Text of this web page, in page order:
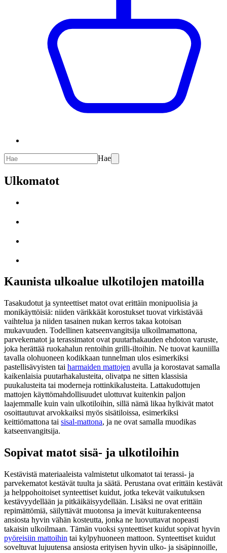
Hae
Ulkomatot
Kaunista ulkoalue ulkotilojen matoilla
Tasakudotut ja synteettiset matot ovat erittäin monipuolisia ja
monikäyttöisiä: niiden värikkäät korostukset tuovat virkistävää
vaihtelua ja niiden tasainen nukan kerros takaa kotoisan
mukavuuden. Todellinen katseenvangitsija ulkoilmamattona,
parvekematot ja terassimatot ovat puutarhakauden ehdoton varuste,
joka herättää ruokahalun rentoihin grilli-iltoihin. Ne tuovat kauniilla
tavalla olohuoneen kodikkaan tunnelman ulos esimerkiksi
pastellisävyisten tai harmaiden mattojen avulla ja korostavat samalla
kaikenlaisia puutarhakalusteita, olivatpa ne sitten klassisia
puukalusteita tai moderneja rottinkikalusteita. Lattakudottujen
mattojen käyttömahdollisuudet ulottuvat kuitenkin paljon
laajemmalle kuin vain ulkotiloihin, sillä nämä likaa hylkivät matot
osoittautuvat arvokkaiksi myös sisätiloissa, esimerkiksi
keittiömattona tai sisal-mattona, ja ne ovat samalla muodikas
katseenvangitsija.
Sopivat matot sisä- ja ulkotiloihin
Kestävistä materiaaleista valmistetut ulkomatot tai terassi- ja
parvekematot kestävät tuulta ja säätä. Perustana ovat erittäin kestävät
ja helppohoitoiset synteettiset kuidut, jotka tekevät vaikutuksen
kestävyydellään ja pitkäikäisyydellään. Lisäksi ne ovat erittäin
repimättömiä, säilyttävät muotonsa ja imevät kuiturakenteensa
ansiosta hyvin vähän kosteutta, jonka ne luovuttavat nopeasti
takaisin ulkoilmaan. Tämän vuoksi synteettiset kuidut sopivat hyvin
pyöreisiin mattoihin tai kylpyhuoneen mattoon. Synteettiset kuidut
soveltuvat lujuutensa ansiosta erityisen hyvin ulko- ja sisäpinnoille,